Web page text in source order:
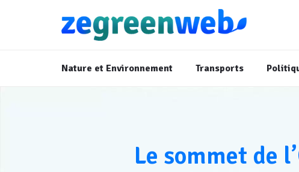
Nature et Environnement Transports
Le sommet de